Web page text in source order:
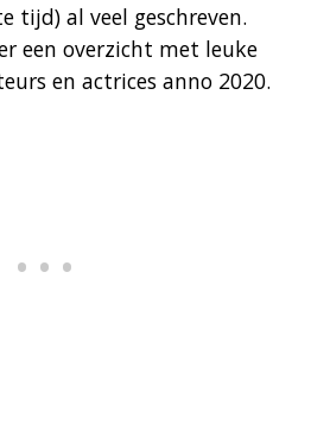
tijd) al veel geschreven.
een overzicht met leuke
en actrices anno 2020.